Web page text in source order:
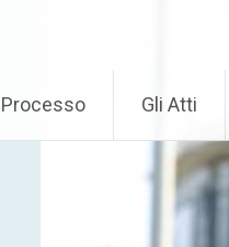
Processo Gli Atti